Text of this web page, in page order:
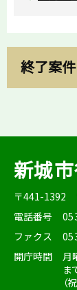
終了案
新城
〒441-1392
電話番号
ファクス
開庁時間
月
ま
（